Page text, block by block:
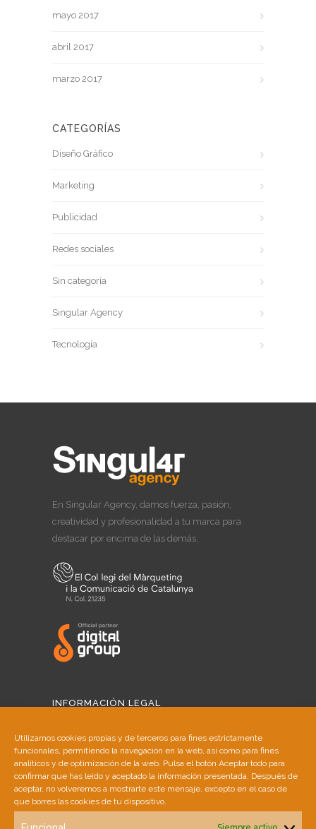
Utilizamos cookies propias y de terceros para fines estrictamente
funcionales, permitiendo la navegación en la web, así como para fines
analíticos y de optimización de la web. Pulsa el botón Aceptar todo para
confirmar que has leído y aceptado la información presentada. Después de
aceptar, no volveremos a mostrarte este mensaje, excepto en el caso de
que borres las cookies de tu dispositivo.
mayo 2017
abril 2017
marzo 2017
CATEGORÍAS
Diseño Gráfico
Marketing
Publicidad
Redes sociales
Sin categoría
Singular Agency
Tecnología
En Singular Agency, damos fuerza, pasión,
creatividad y profesionalidad a tu marca para
destacar por encima de las demás.
INFORMACIÓN LEGAL
Política de Cookies
Política de Privacidad